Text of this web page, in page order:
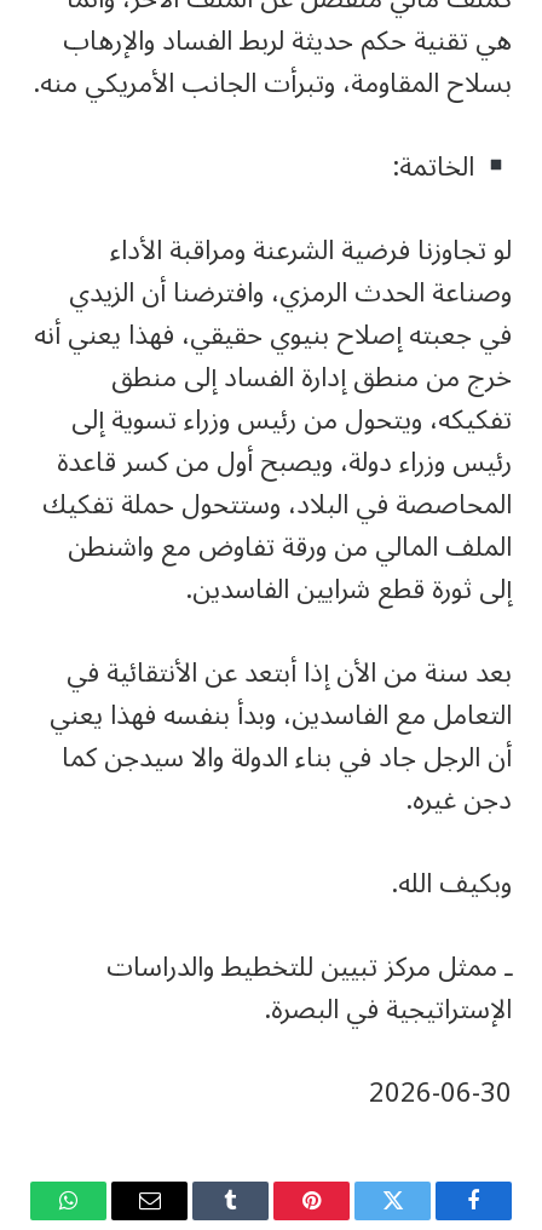
هي تقنية حكم حديثة لربط الفساد والإرهاب
بسلاح المقاومة، وتبرأت الجانب الأمريكي منه.
الخاتمة:
لو تجاوزنا فرضية الشرعنة ومراقبة الأداء
وصناعة الحدث الرمزي، وافترضنا أن الزيدي
في جعبته إصلاح بنيوي حقيقي، فهذا يعني أنه
خرج من منطق إدارة الفساد إلى منطق
تفكيكه، ويتحول من رئيس وزراء تسوية إلى
رئيس وزراء دولة، ويصبح أول من كسر قاعدة
المحاصصة في البلاد، وستتحول حملة تفكيك
الملف المالي من ورقة تفاوض مع واشنطن
إلى ثورة قطع شرايين الفاسدين.
بعد سنة من الأن إذا أبتعد عن الأنتقائية في
التعامل مع الفاسدين، وبدأ بنفسه فهذا يعني
أن الرجل جاد في بناء الدولة والا سيدجن كما
دجن غيره.
وبكيف الله.
ـ ممثل مركز تبيين للتخطيط والدراسات
الإستراتيجية في البصرة.
‎2026-‎06-‎30
فيسبوك تويتر بينتيريستTumblr
البريد
واتساب